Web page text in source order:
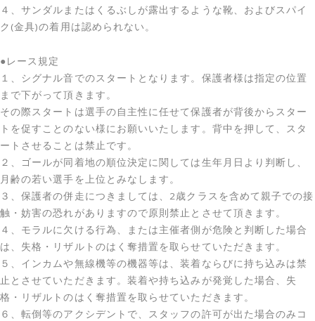
４、サンダルまたはくるぶしが露出するような靴、およびスパイ
ク(金具)の着用は認められない。
●レース規定
１、シグナル音でのスタートとなります。保護者様は指定の位置
まで下がって頂きます。
その際スタートは選手の自主性に任せて保護者が背後からスター
トを促すことのない様にお願いいたします。背中を押して、スタ
ートさせることは禁止です。
２、ゴールが同着地の順位決定に関しては生年月日より判断し、
月齢の若い選手を上位とみなします。
３、保護者の併走につきましては、2歳クラスを含めて親子での接
触・妨害の恐れがありますので原則禁止とさせて頂きます。
４、モラルに欠ける行為、または主催者側が危険と判断した場合
は、失格・リザルトのはく奪措置を取らせていただきます。
５、インカムや無線機等の機器等は、装着ならびに持ち込みは禁
止とさせていただきます。装着や持ち込みが発覚した場合、失
格・リザルトのはく奪措置を取らせていただきます。
６、転倒等のアクシデントで、スタッフの許可が出た場合のみコ